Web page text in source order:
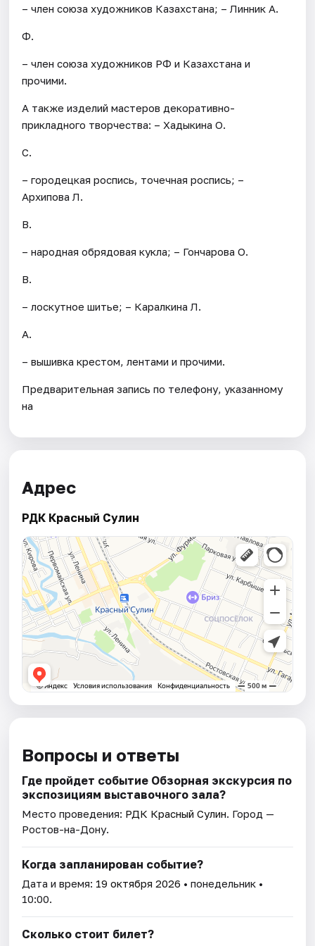
– член союза художников Казахстана; – Линник А.
Ф.
– член союза художников РФ и Казахстана и
прочими.
А также изделий мастеров декоративно-
прикладного творчества: – Хадыкина О.
С.
– городецкая роспись, точечная роспись; –
Архипова Л.
В.
– народная обрядовая кукла; – Гончарова О.
В.
– лоскутное шитье; – Каралкина Л.
А.
– вышивка крестом, лентами и прочими.
Предварительная запись по телефону, указанному
на
Адрес
РДК Красный Сулин
Вопросы и ответы
Где пройдет событие Обзорная экскурсия по
экспозициям выставочного зала?
Место проведения: РДК Красный Сулин. Город —
Ростов-на-Дону.
Когда запланирован событие?
Дата и время: 19 октября 2026 • понедельник •
10:00.
Сколько стоит билет?